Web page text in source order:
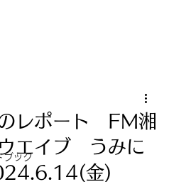
ブック
レポート FM湘
エイブ うみに
金)